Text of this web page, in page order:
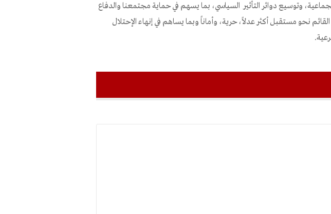
وتوسيع دوائر التأثير السياسي، بما يسهم في حماية مجتمعنا والدفاع
نحو مستقبل أكثر عدلاً، حرية، وأماناً وبما يساهم في إنهاء الإحتلال